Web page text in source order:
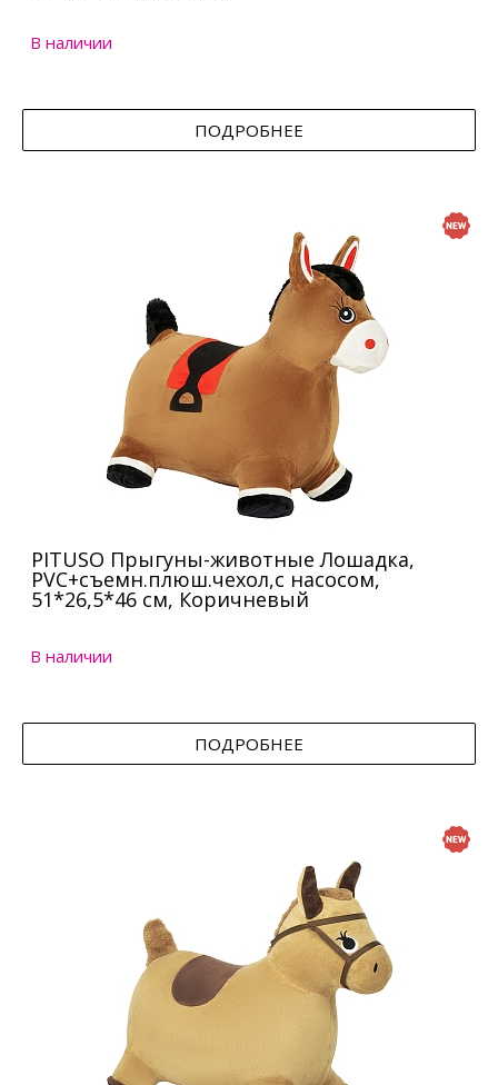
В наличии
ПОДРОБНЕЕ
PITUSO Прыгуны-животные Лошадка,
PVC+съемн.плюш.чехол,с насосом,
51*26,5*46 см, Коричневый
В наличии
ПОДРОБНЕЕ